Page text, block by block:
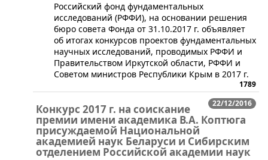
Российский фонд фундаментальных
исследований (РФФИ), на основании решения
бюро совета Фонда от 31.10.2017 г. объявляет
об итогах конкурсов проектов фундаментальных
научных исследований, проводимых РФФИ и
Правительством Иркутской области, РФФИ и
Советом министров Республики Крым в 2017 г.
1789
22/12/2016
Конкурс 2017 г. на соискание
премии имени академика В.А. Коптюга
присуждаемой Национальной
академией наук Беларуси и Сибирским
отделением Российской академии наук